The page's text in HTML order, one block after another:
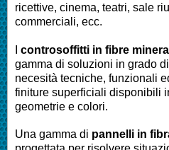
ricettive, cinema, teatri, sale
commerciali, ecc.
controsoffitti in fibre
gamma di soluzioni in grado
necesità tecniche, funzionali
finiture superficiali disponibili
geometrie e colori.
Una gamma di pannelli in